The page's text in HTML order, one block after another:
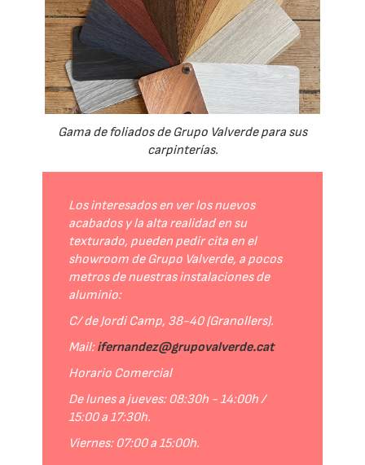
Gama de foliados de Grupo Valverde para sus
carpinterías.
Los interesados en ver los nuevos
acabados y la alta realidad en su
texturado, pueden pedir cita en el
showroom de Grupo Valverde, a pocos
metros de nuestras instalaciones de
aluminio:
C/ de Jordi Camp, 38-40 (Granollers).
Mail:ifernandez@grupovalverde.cat
Horario Comercial
De lunes a jueves: 08:30h - 14:00h /
15:00 a 17:30h.
Viernes: 07:00 a 15:00h.